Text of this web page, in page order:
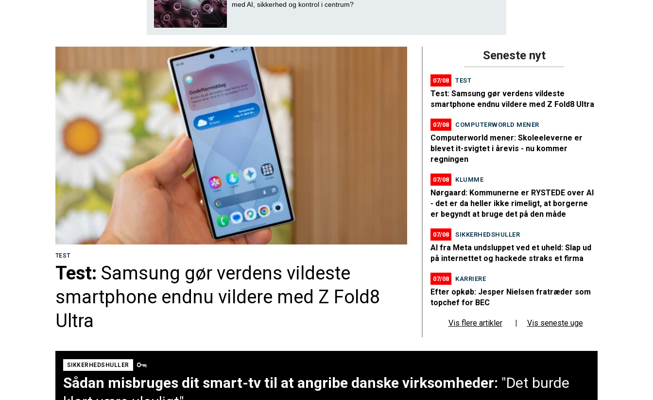
med AI, sikkerhed og kontrol i centrum?
TEST
Test: Samsung gør verdens vildeste
smartphone endnu vildere med Z Fold8
Ultra
Seneste nyt
07/08 TEST
Test: Samsung gør verdens vildeste
smartphone endnu vildere med Z Fold8 Ultra
07/08 COMPUTERWORLD MENER
Computerworld mener: Skoleeleverne er
blevet it-svigtet i årevis - nu kommer
regningen
07/08 KLUMME
Nørgaard: Kommunerne er RYSTEDE over AI
- det er da heller ikke rimeligt, at borgerne
er begyndt at bruge det på den måde
07/08 SIKKERHEDSHULLER
AI fra Meta undsluppet ved et uheld: Slap ud
på internettet og hackede straks et firma
07/08 KARRIERE
Efter opkøb: Jesper Nielsen fratræder som
topchef for BEC
Vis flere artikler Vis seneste uge
SIKKERHEDSHULLER
Sådan misbruges dit smart-tv til at angribe danske virksomheder: "Det burde